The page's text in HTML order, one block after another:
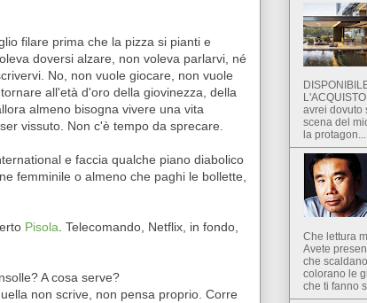
filare prima che la pizza si pianti e
doversi alzare, non voleva parlarvi, né
No, non vuole giocare, non vuole
all'età d'oro della giovinezza, della
almeno bisogna vivere una vita
vissuto. Non c'è tempo da sprecare.
e faccia qualche piano diabolico
femminile o almeno che paghi le bollette,
Pisola . Telecomando, Netflix, in fondo,
A cosa serve?
non scrive, non pensa proprio. Corre
avrei dovuto
scena del
la protagon...
Che lettura
Avete
che
colorano le
che ti fanno